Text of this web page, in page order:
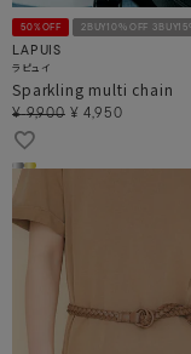
50%OFF 2BUY10％OFF 3BUY15
LAPUIS
ラピュイ
Sparkling multi chain
¥ 9,900 ¥ 4,950